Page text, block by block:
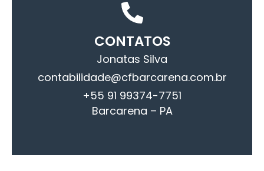
CONTATOS
Jonatas Silva
contabilidade@cfbarcarena.com.br
+55 91 99374-7751
Barcarena – PA